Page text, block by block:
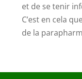
et de se tenir
C’est en cela
de la